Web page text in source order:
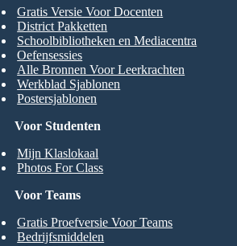
Voor Studenten
Mijn Klaslokaal
Photos For Class
Gratis Versie Voor Docenten
District Pakketten
Schoolbibliotheken en Mediacentra
Oefensessies
Alle Bronnen Voor Leerkrachten
Werkblad Sjablonen
Postersjablonen
Voor Teams
Gratis Proefversie Voor Teams
Bedrijfsmiddelen